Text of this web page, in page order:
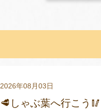
2026年08月03日
🥩しゃぶ葉へ行こう🥢